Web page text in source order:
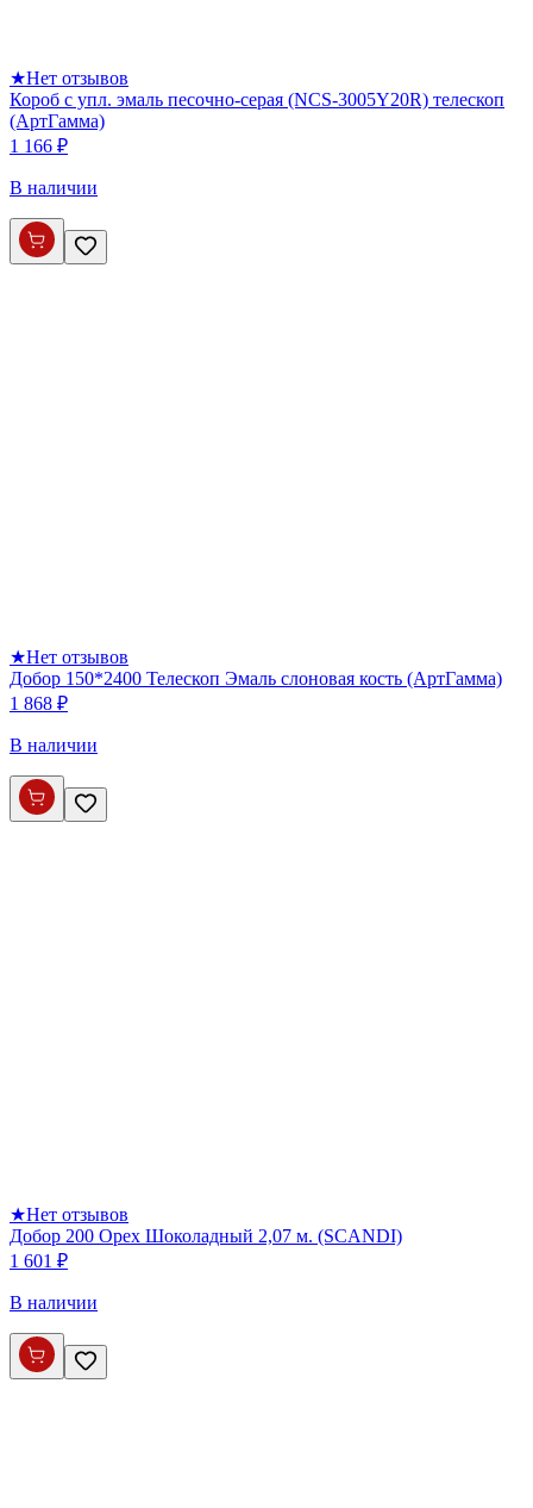
★Нет отзывов
Короб с упл. эмаль песочно-серая (NCS-3005Y20R) телескоп
(АртГамма)
1 166 ₽
В наличии
★Нет отзывов
Добор 150*2400 Телескоп Эмаль слоновая кость (АртГамма)
1 868 ₽
В наличии
★Нет отзывов
Добор 200 Орех Шоколадный 2,07 м. (SCANDI)
1 601 ₽
В наличии